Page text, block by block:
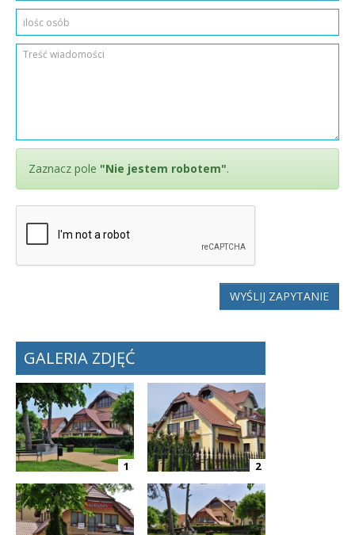
Zaznacz pole "Nie jestem robotem".
WYŚLIJ ZAPYTANIE
GALERIA ZDJĘĆ
1 2